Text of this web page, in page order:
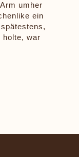
umher
ein
holte, war